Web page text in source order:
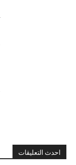
احدث التعليقات